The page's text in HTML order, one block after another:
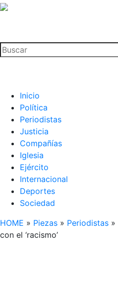
La
Buitre
Inicio
Política
Periodistas
Justicia
Compañías
Iglesia
Ejército
Internacional
Deportes
Sociedad
HOME » Piezas » Periodistas »
con el ‘racismo’